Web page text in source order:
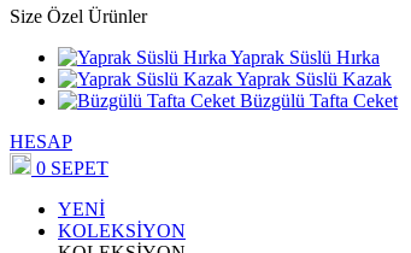
Size Özel Ürünler
Yaprak Süslü Hırka
Yaprak Süslü Kazak
Büzgülü Tafta Ceket
HESAP
0 SEPET
YENİ
KOLEKSİYON